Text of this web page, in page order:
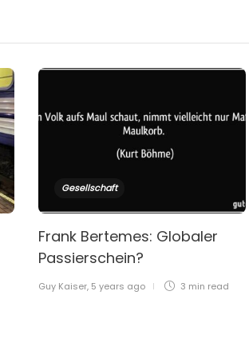
Gesellschaft
Frank Bertemes: Globaler
Passierschein?
Guy Kaiser, 5 years ago 3 min read